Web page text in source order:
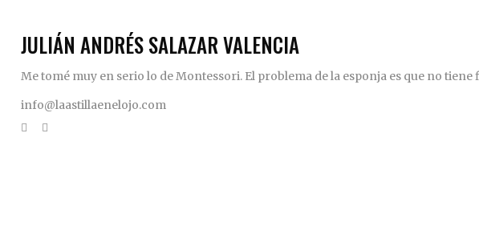
JULIÁN ANDRÉS SALAZAR VALENCIA
Me tomé muy en serio lo de Montessori. El problema de la esponja es que no tiene
info@laastillaenelojo.com